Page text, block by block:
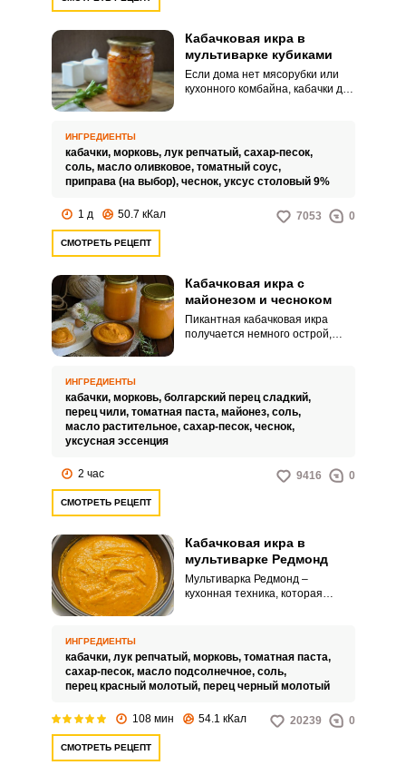
Кабачковая икра в
мультиварке кубиками
Если дома нет мясорубки или
кухонного комбайна, кабачки для
выбирать пряности без резкого
запаха, также приветствуется
добавление зелени.
ИНГРЕДИЕНТЫ
кабачки, морковь, лук репчатый, сахар-песок,
соль, масло оливковое, томатный соус,
приправа (на выбор), чеснок, уксус столовый 9%
1 д 50.7 кКал 7053 0
СМОТРЕТЬ РЕЦЕПТ
Кабачковая икра с
майонезом и чесноком
Пикантная кабачковая икра
получается немного острой,
и гладкая, однородная.
ИНГРЕДИЕНТЫ
кабачки, морковь, болгарский перец сладкий,
перец чили, томатная паста, майонез, соль,
масло растительное, сахар-песок, чеснок,
уксусная эссенция
2 час 9416 0
СМОТРЕТЬ РЕЦЕПТ
Кабачковая икра в
мультиварке Редмонд
Мультиварка Редмонд –
кухонная техника, которая
ней можно приготовить
фантастически вкусную
кабачковую икру.
ИНГРЕДИЕНТЫ
кабачки, лук репчатый, морковь, томатная паста,
сахар-песок, масло подсолнечное, соль,
перец красный молотый, перец черный молотый
108 мин 54.1 кКал 20239 0
СМОТРЕТЬ РЕЦЕПТ